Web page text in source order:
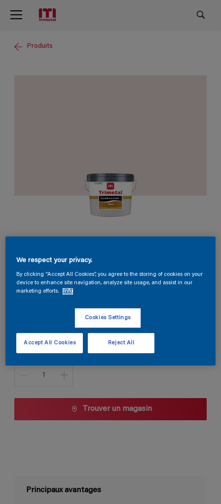
Produits
Globaxane Flex
B0.03.84
Changer de couleur
Taille de l’emballage
Quantité
Trouver un magasin
Principaux avantages
We respect your privacy.
By clicking “Accept All Cookies”, you agree to the storing of cookies on your
device to enhance site navigation, analyze site usage, and assist in our
marketing efforts.
Info
Cookies Settings
Reject All
Accept All Cookies